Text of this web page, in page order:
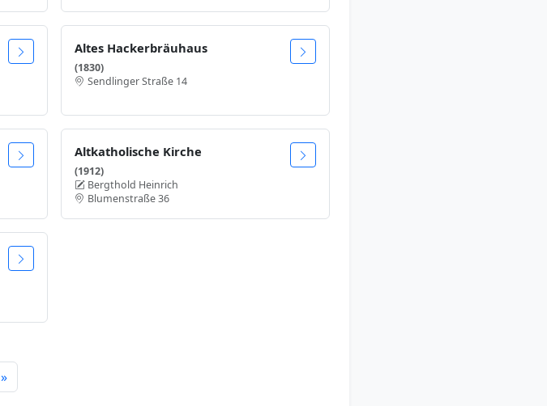
Altes Hackerbräuhaus
(1830)
Sendlinger Straße 14
Altkatholische Kirche
(1912)
Bergthold Heinrich
Blumenstraße 36
»